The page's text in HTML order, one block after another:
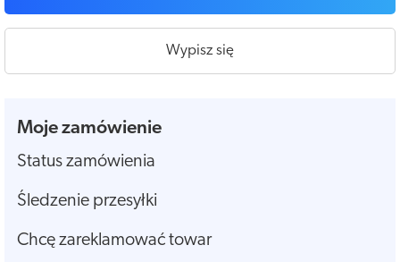
Wypisz się
Moje zamówienie
Status zamówienia
Śledzenie przesyłki
Chcę zareklamować towar